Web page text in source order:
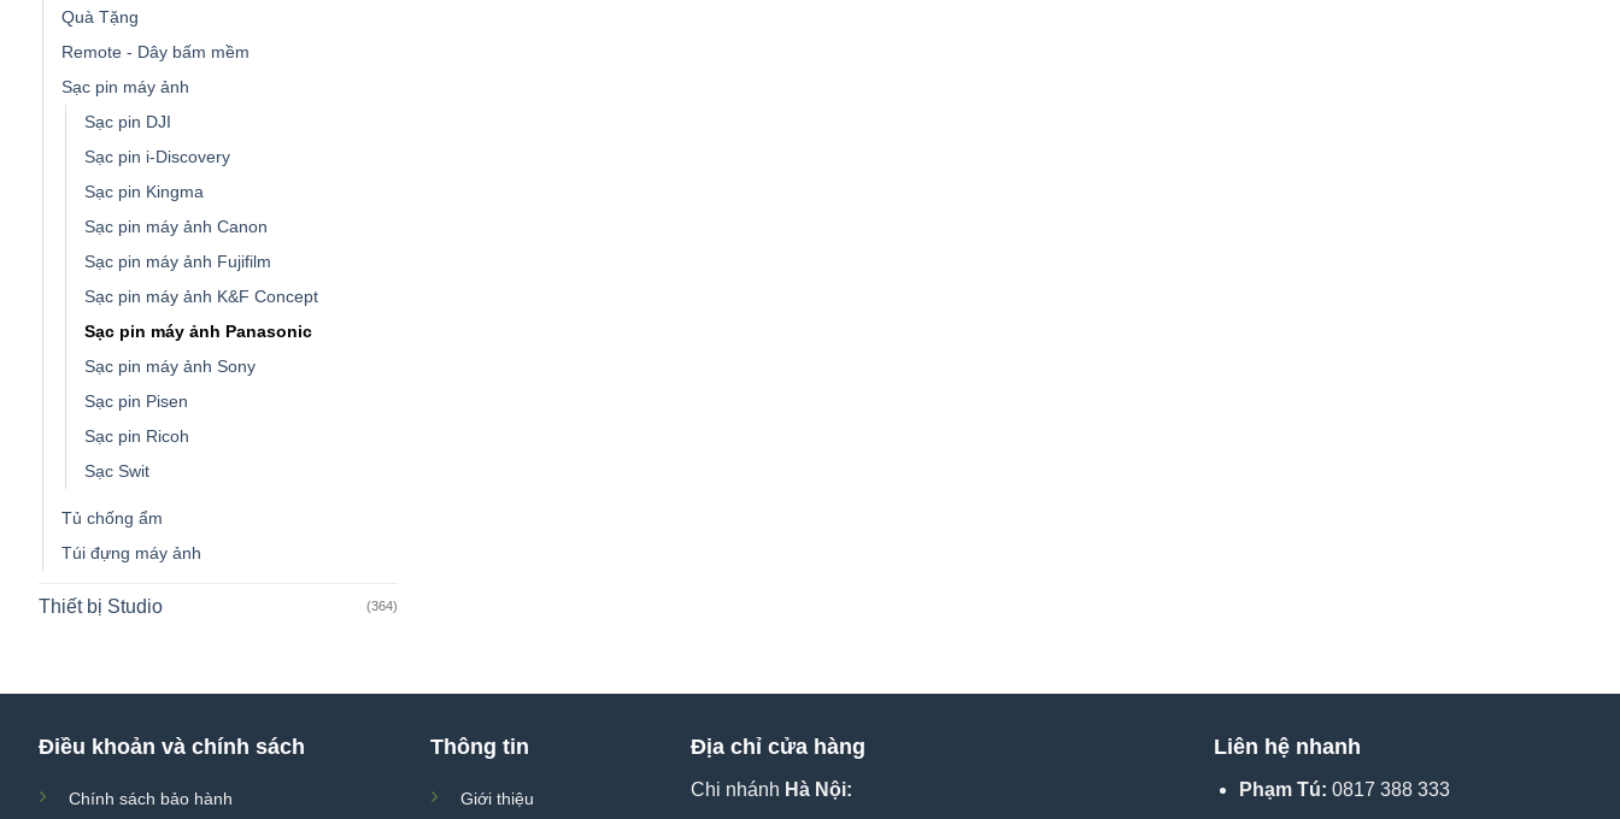
Quà Tặng
Remote - Dây bấm mềm
Sạc pin máy ảnh
Sạc pin DJI
Sạc pin i-Discovery
Sạc pin Kingma
Sạc pin máy ảnh Canon
Sạc pin máy ảnh Fujifilm
Sạc pin máy ảnh K&F Concept
Sạc pin máy ảnh Panasonic
Sạc pin máy ảnh Sony
Sạc pin Pisen
Sạc pin Ricoh
Sạc Swit
Tủ chống ẩm
Túi đựng máy ảnh
Thiết bị Studio (364)
Điều khoản và chính sách
Chính sách bảo hành
Thông tin
Giới thiệu
Địa chỉ cửa hàng
Chi nhánh Hà Nội:
Liên hệ nhanh
Phạm Tú: 0817 388 333